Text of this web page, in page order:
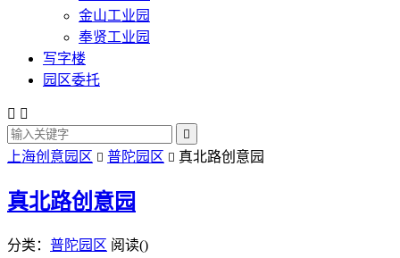
金山工业园
奉贤工业园
写字楼
园区委托
 

上海创意园区  普陀园区  真北路创意园
真北路创意园
分类： 普陀园区 阅读()